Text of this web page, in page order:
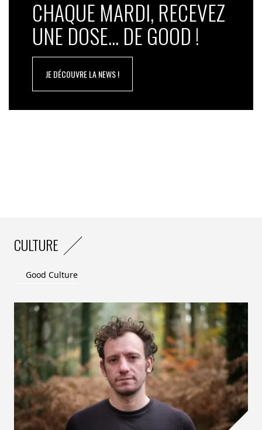
CHAQUE MARDI, RECEVEZ
UNE DOSE... DE GOOD !
JE DÉCOUVRE LA NEWS !
CULTURE
Good Culture